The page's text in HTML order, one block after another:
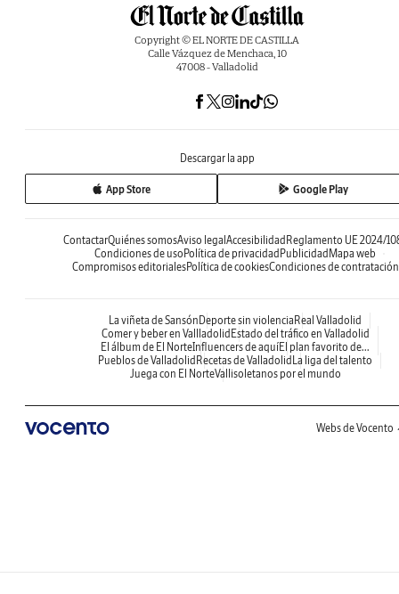
Copyright © EL NORTE DE CASTILLA
Calle Vázquez de Menchaca, 10
47008 - Valladolid
Descargar la app
App Store Google Play
ContactarQuiénes somosAviso legal Accesibilidad Reglamento UE 2024/
Condiciones de uso Política de privacidad Publicidad Mapa web
Compromisos editorialesPolítica de cookiesCondiciones de contratación
La viñeta de Sansón Deporte sin violencia Real Valladolid
Comer y beber en Vallladolid Estado del tráfico en Valladolid
El álbum de El NorteInfluencers de aquíEl plan favorito de...
Pueblos de Valladolid Recetas de Valladolid La liga del talento
Juega con El NorteVallisoletanos por el mundo
Webs de Vocento